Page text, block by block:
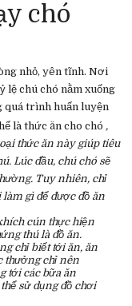
chó
nhỏ, yên tĩnh. Nơi
lệ chú chó nằm xuống
quá trình huấn luyện
là thức ăn cho chó ,
thức ăn này giúp tiêu
Lúc đầu, chú chó sẽ
Tuy nhiên, chỉ
gì để được đồ ăn
cún thực hiện
thú là đồ ăn.
chỉ biết tới ăn, ăn
thưởng chỉ nên
tới các bữa ăn
sử dụng đồ chơi